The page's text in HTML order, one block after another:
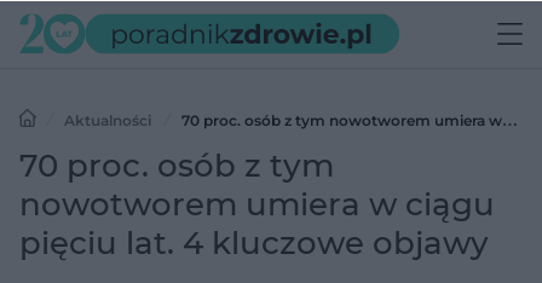
Aktualności
70 proc. osób z tym nowotworem umiera w
ciągu pięciu lat. 4 kluczowe objawy
70 proc. osób z tym
nowotworem umiera w ciągu
pięciu lat. 4 kluczowe objawy